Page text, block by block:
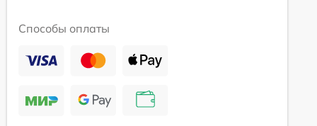
Способы оплаты